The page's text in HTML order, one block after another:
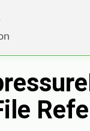
Foundation